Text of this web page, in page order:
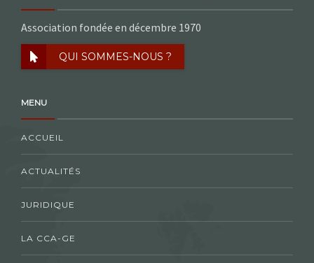
Association fondée en décembre 1970
QUI SOMMES-NOUS ?
MENU
ACCUEIL
ACTUALITÉS
JURIDIQUE
LA CCA-GE